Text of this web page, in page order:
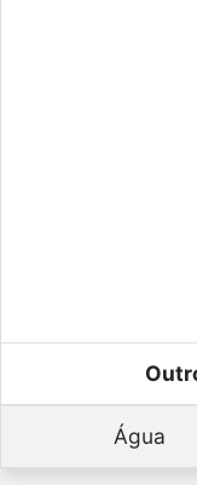
Água